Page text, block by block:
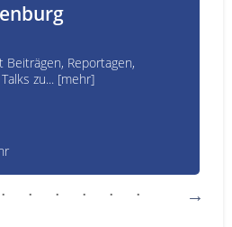
Beiträgen, Reportagen,
zu... [mehr]